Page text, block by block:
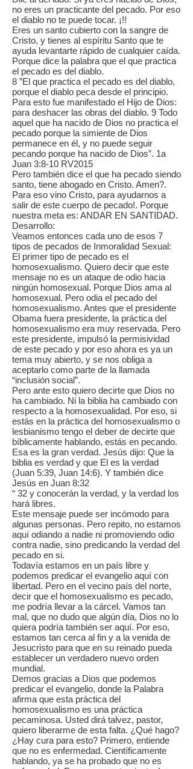
no eres un practicante del pecado. Por eso
el diablo no te puede tocar. ¡!!
Eres un santo cubierto con la sangre de
Cristo, y tienes al espíritu Santo que te
ayuda levantarte rápido de cualquier caída.
Porque dice la palabra que el que practica
el pecado es del diablo.
8 ”El que practica el pecado es del diablo,
porque el diablo peca desde el principio.
Para esto fue manifestado el Hijo de Dios:
para deshacer las obras del diablo. 9 Todo
aquel que ha nacido de Dios no practica el
pecado porque la simiente de Dios
permanece en él, y no puede seguir
pecando porque ha nacido de Dios”. 1a
Juan 3:8-10 RV2015
Pero también dice el que ha pecado siendo
santo, tiene abogado en Cristo. Amen?.
Para eso vino Cristo, para ayudarnos a
salir de este cuerpo de pecado!. Porque
nuestra meta es: ANDAR EN SANTIDAD.
Desarrollo:
Veamos entonces cada uno de esos 7
tipos de pecados de Inmoralidad Sexual:
El primer tipo de pecado es el
homosexualismo. Quiero decir que este
mensaje no es un ataque de odio hacia
ningún homosexual. Porque Dios ama al
homosexual. Pero odia el pecado del
homosexualismo. Antes que el presidente
Obama fuera presidente, la práctica del
homosexualismo era muy reservada. Pero
este presidente, impulsó la permisividad
de este pecado y por eso ahora es ya un
tema muy abierto, y se nos obliga a
aceptarlo como parte de la llamada
“inclusión social”.
Pero ante esto quiero decirte que Dios no
ha cambiado. Ni la biblia ha cambiado con
respecto a la homosexualidad. Por eso, si
estás en la práctica del homosexualismo o
lesbianismo tengo el deber de decirte que
bíblicamente hablando, estás en pecando.
Esa es la gran verdad. Jesús dijo: Que la
biblia es verdad y que El es la verdad
(Juan 5:39, Juan 14:6). Y también dice
Jesús en Juan 8:32
“ 32 y conocerán la verdad, y la verdad los
hará libres.
Este mensaje puede ser incómodo para
algunas personas. Pero repito, no estamos
aquí odiando a nadie ni promoviendo odio
contra nadie, sino predicando la verdad del
pecado en si.
Todavía estamos en un país libre y
podemos predicar el evangelio aquí con
libertad. Pero en el vecino país del norte,
decir que el homosexualismo es pecado,
me podría llevar a la cárcel. Vamos tan
mal, que no dudo que algún día, Dios no lo
quiera podría también ser aquí. Por eso,
estamos tan cerca al fin y a la venida de
Jesucristo para que en su reinado pueda
establecer un verdadero nuevo orden
mundial.
Demos gracias a Dios que podemos
predicar el evangelio, donde la Palabra
afirma que esta práctica del
homosexualismo es una práctica
pecaminosa. Usted dirá talvez, pastor,
quiero liberarme de esta falta. ¿Qué hago?
¿Hay cura para esto? Primero, entiende
que no es enfermedad. Científicamente
hablando, ya se ha probado que no es